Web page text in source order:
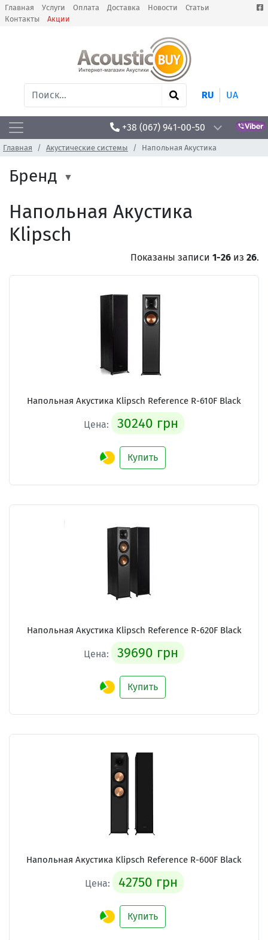
Главная Услуги Оплата Доставка Новости
Статьи
Контакты
Акции
RU UA
+38 (067) 941-00-50
Главная Акустические системы Напольная Акустика
Бренд
Напольная Акустика
Klipsch
Показаны записи 1-26 из 26.
Напольная Акустика Klipsch Reference R-610F Black
Цена: 30240 грн
Купить
Напольная Акустика Klipsch Reference R-620F Black
Цена: 39690 грн
Купить
Напольная Акустика Klipsch Reference R-600F Black
Цена: 42750 грн
Купить